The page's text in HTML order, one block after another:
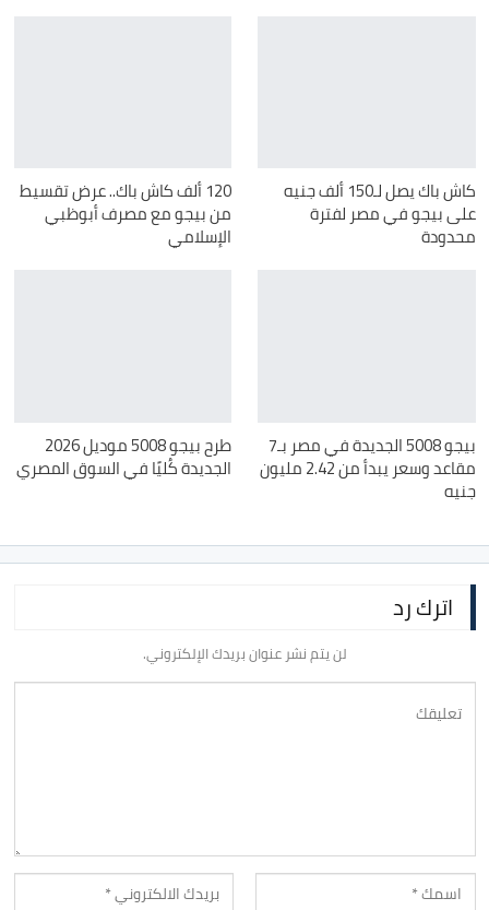
كاش باك يصل لـ150 ألف جنيه
على بيجو في مصر لفترة
محدودة
120 ألف كاش باك.. عرض تقسيط
من بيجو مع مصرف أبوظبي
الإسلامي
بيجو 5008 الجديدة في مصر بـ7
مقاعد وسعر يبدأ من 2.42 مليون
جنيه
طرح بيجو 5008 موديل 2026
الجديدة كُليًا في السوق المصري
اترك رد
لن يتم نشر عنوان بريدك الإلكتروني.